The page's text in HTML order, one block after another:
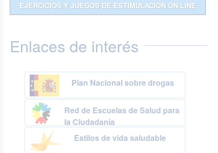
EJERCICIOS Y JUEGOS DE ESTIMULACIÓN ON LINE
Enlaces de interés
Plan Nacional sobre drogas
Red de Escuelas de Salud para
la Ciudadanía
Estilos de vida saludable